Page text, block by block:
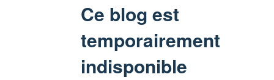
Ce blog est
temporairement
indisponible